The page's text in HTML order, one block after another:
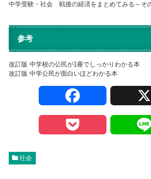
中学受験・社会 戦後の経済をまとめてみる～そ
参考
改訂版 中学校の公民が1冊でしっかりわかる本
改訂版 中学公民が面白いほどわかる本
社会